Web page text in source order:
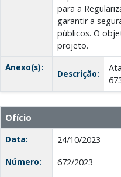
para a
garantir a
públicos. O
projeto.
Anexo(s):
Descrição:
Ata
Ofício
Data:
24/10/2023
Número:
672/2023